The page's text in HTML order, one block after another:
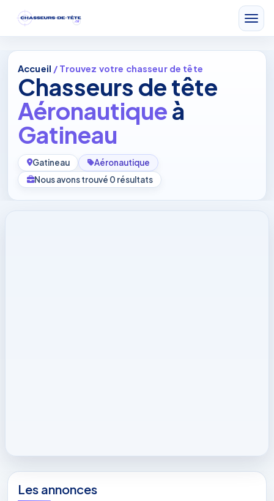
Accueil / Trouvez votre chasseur de tête
Chasseurs de tête
Aéronautiqueà
Gatineau
Gatineau
Aéronautique
Nous avons trouvé 0 résultats
Les annonces